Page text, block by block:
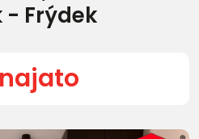
- Frýdek